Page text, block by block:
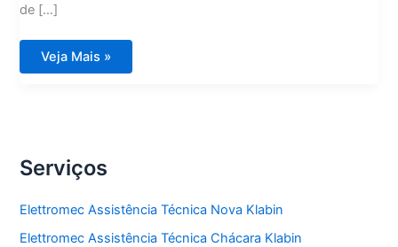
de […]
Viking
Assistência
ondas
e
Veja Mais »
Serviços
Elettromec Assistência Técnica Nova Klabin
Elettromec Assistência Técnica Chácara Klabin